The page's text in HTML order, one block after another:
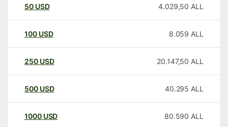
50 USD 4.029,50 ALL
100 USD 8.059 ALL
250 USD 20.147,50 ALL
500 USD 40.295 ALL
1000 USD 80.590 ALL